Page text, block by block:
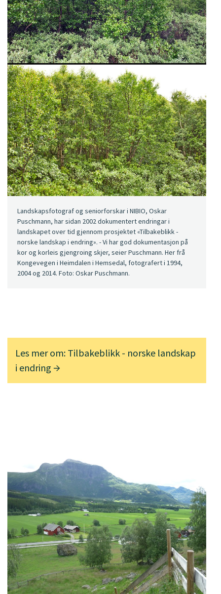
Landskapsfotograf og seniorforskar i NIBIO, Oskar
Puschmann, har sidan 2002 dokumentert endringar i
landskapet over tid gjennom prosjektet «Tilbakeblikk -
norske landskap i endring». - Vi har god dokumentasjon på
kor og korleis gjengroing skjer, seier Puschmann. Her frå
Kongevegen i Heimdalen i Hemsedal, fotografert i 1994,
2004 og 2014. Foto: Oskar Puschmann.
Les mer om: Tilbakeblikk - norske landskap
i endring